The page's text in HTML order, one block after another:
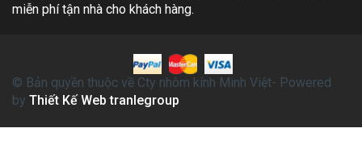
miễn phí tận nhà cho khách hàng.
© Bản quyền thuộc về Cty nhôm kính Minh Việt- Powered
by Thiết Kế Web tranlegroup